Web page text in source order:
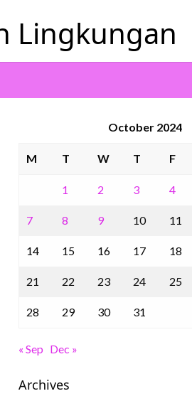
Lingkungan
October 2024
M T W T F
1 2 3 4
7 8 9 10 11
14 15 16 17 18
21 22 23 24 25
28 29 30 31
« Sep Dec »
Archives